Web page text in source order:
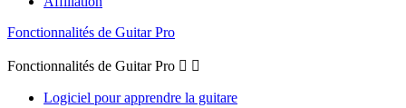
Fonctionnalités de Guitar Pro
Fonctionnalités de Guitar Pro  
Logiciel pour apprendre la guitare